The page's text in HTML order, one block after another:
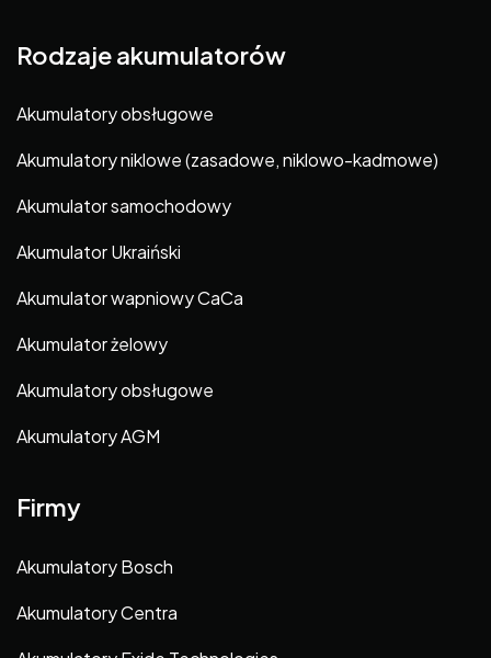
Rodzaje akumulatorów
Akumulatory obsługowe
Akumulatory niklowe (zasadowe, niklowo-kadmowe)
Akumulator samochodowy
Akumulator Ukraiński
Akumulator wapniowy CaCa
Akumulator żelowy
Akumulatory obsługowe
Akumulatory AGM
Firmy
Akumulatory Bosch
Akumulatory Centra